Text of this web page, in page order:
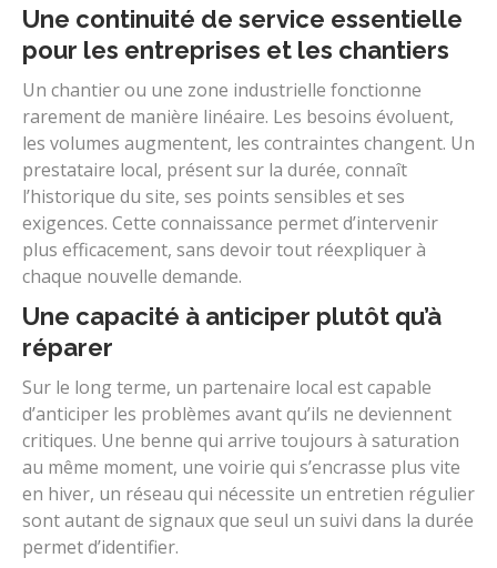
Une continuité de service essentielle
pour les entreprises et les chantiers
Un chantier ou une zone industrielle fonctionne
rarement de manière linéaire. Les besoins évoluent,
les volumes augmentent, les contraintes changent. Un
prestataire local, présent sur la durée, connaît
l’historique du site, ses points sensibles et ses
exigences. Cette connaissance permet d’intervenir
plus efficacement, sans devoir tout réexpliquer à
chaque nouvelle demande.
Une capacité à anticiper plutôt qu’à
réparer
Sur le long terme, un partenaire local est capable
d’anticiper les problèmes avant qu’ils ne deviennent
critiques. Une benne qui arrive toujours à saturation
au même moment, une voirie qui s’encrasse plus vite
en hiver, un réseau qui nécessite un entretien régulier
sont autant de signaux que seul un suivi dans la durée
permet d’identifier.